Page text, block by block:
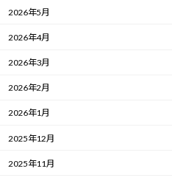
2026年5月
2026年4月
2026年3月
2026年2月
2026年1月
2025年12月
2025年11月